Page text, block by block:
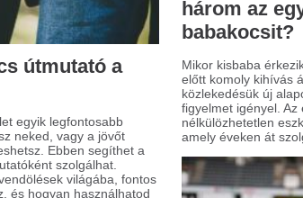
amikor
és
design
igényel. Az
De hogyan kell
Mit érdemes tudni az
álgabonákról?